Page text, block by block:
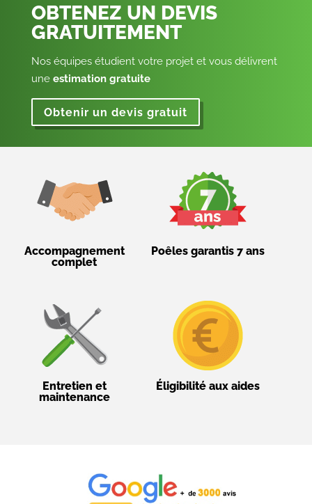
OBTENEZ UN DEVIS
GRATUITEMENT
Nos équipes étudient votre projet et vous délivrent
une estimation gratuite
Obtenir un devis gratuit
Accompagnement
complet
Poêles garantis 7 ans
Entretien et
maintenance
Éligibilité aux aides